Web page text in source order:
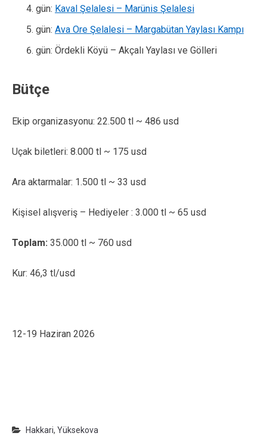
gün: Kaval Şelalesi – Marünis Şelalesi
gün: Ava Ore Şelalesi – Margabütan Yaylası Kampı
gün: Ördekli Köyü – Akçalı Yaylası ve Gölleri
Bütçe
Ekip organizasyonu: 22.500 tl ~ 486 usd
Uçak biletleri: 8.000 tl ~ 175 usd
Ara aktarmalar: 1.500 tl ~ 33 usd
Kişisel alışveriş – Hediyeler : 3.000 tl ~ 65 usd
Toplam: 35.000 tl ~ 760 usd
Kur: 46,3 tl/usd
12-19 Haziran 2026
Hakkari, Yüksekova